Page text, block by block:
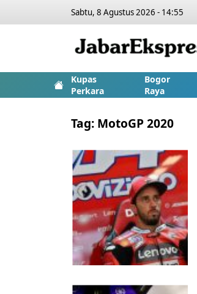
Sabtu, 8 Agustus 2026 - 14:55
Kupas
Perkara
Bogor
Raya
Tag: MotoGP 2020